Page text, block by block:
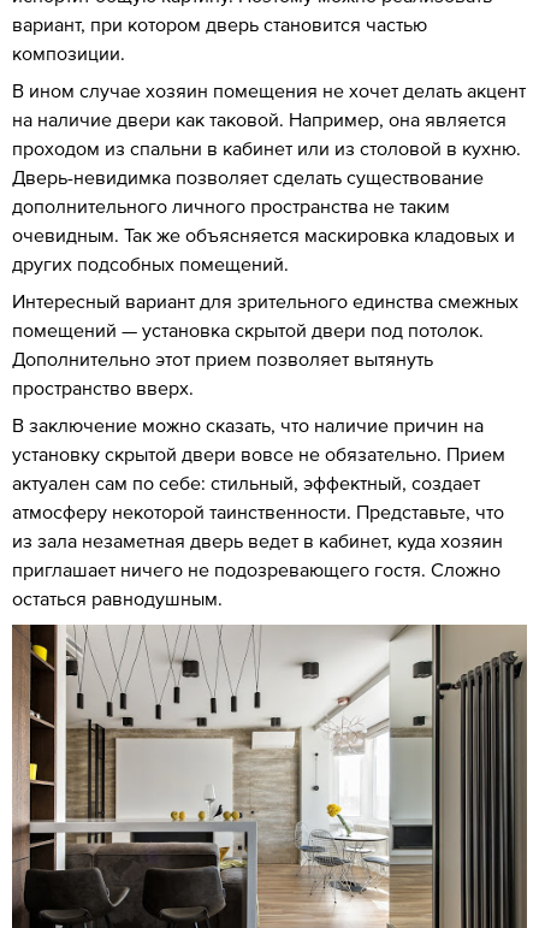
вариант, при котором дверь становится частью
композиции.
В ином случае хозяин помещения не хочет делать акцент
на наличие двери как таковой. Например, она является
проходом из спальни в кабинет или из столовой в кухню.
Дверь-невидимка позволяет сделать существование
дополнительного личного пространства не таким
очевидным. Так же объясняется маскировка кладовых и
других подсобных помещений.
Интересный вариант для зрительного единства смежных
помещений — установка скрытой двери под потолок.
Дополнительно этот прием позволяет вытянуть
пространство вверх.
В заключение можно сказать, что наличие причин на
установку скрытой двери вовсе не обязательно. Прием
актуален сам по себе: стильный, эффектный, создает
атмосферу некоторой таинственности. Представьте, что
из зала незаметная дверь ведет в кабинет, куда хозяин
приглашает ничего не подозревающего гостя. Сложно
остаться равнодушным.